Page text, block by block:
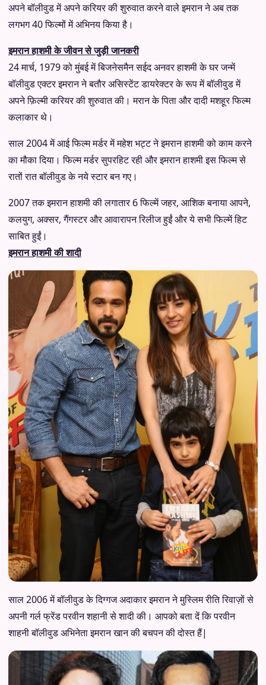
अपने बॉलीवुड में अपने करियर की शुरुवात करने वाले इमरान ने अब तक
लगभग 40 फिल्मों में अभिनय किया है।
इमरान हाशमी के जीवन से जुड़ी जानकरी
24 मार्च, 1979 को मुंबई में बिजनेसमैन सईद अनवर हाशमी के घर जन्में
बॉलीवुड एक्टर इमरान ने बतौर असिस्टेंट डायरेक्टर के रूप में बॉलीवुड में
अपने फ़िल्मी करियर की शुरुवात की। मरान के पिता और दादी मशहूर फिल्‍म
कलाकार थे।
साल 2004 में आई फिल्म मर्डर में महेश भट्ट ने इमरान हाशमी को काम करने
का मौका दिया। फिल्म मर्डर सुपरहिट रही और इमरान हाशमी इस फिल्म से
रातों रात बॉलीवुड के नये स्टार बन गए।
2007 तक इमरान हाशमी की लगातार 6 फिल्‍में जहर, आशिक बनाया आपने,
कलयुग, अक्‍सर, गैंगस्‍टर और आवारापन रिलीज हुईं और ये सभी फिल्‍में हिट
साबित हुईं।
इमरान हाशमी की शादी
साल 2006 में बॉलीवुड के दिग्गज अदाकार इमरान ने मुस्लिम रीति रिवाज़ों से
अपनी गर्ल फ्रेंड परवीन शहानी से शादी की। आपको बता दें कि परवीन
शाहनी बॉलीवुड अभिनेता इमरान खान की बचपन की दोस्त हैं|